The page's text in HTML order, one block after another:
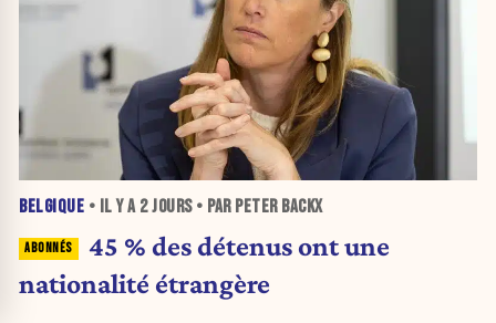
BELGIQUE • IL Y A 2 JOURS• PAR PETER BACKX
45 % des détenus ont une
nationalité étrangère